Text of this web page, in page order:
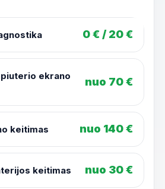
0 € / 20 €
ekrano
nuo 70 €
keitimas nuo 140 €
keitimas nuo 30 €